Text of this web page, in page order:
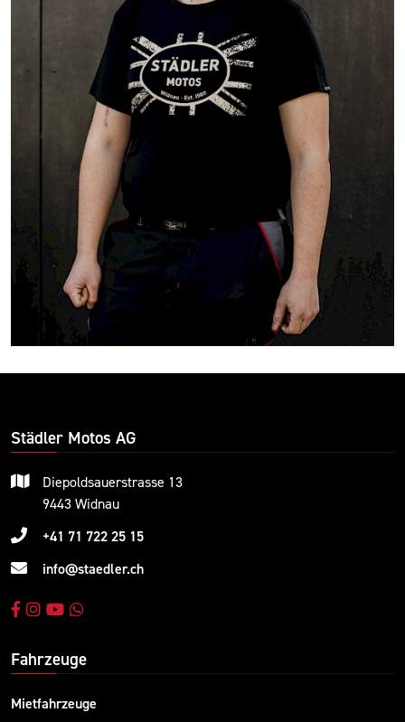
Städler Motos AG
Diepoldsauerstrasse 13
9443 Widnau
+41 71 722 25 15
info@staedler.ch
Fahrzeuge
Mietfahrzeuge